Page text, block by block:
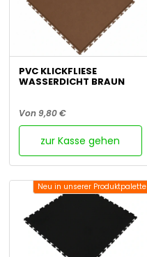
PVC KLICKFLIESE
WASSERDICHT BRAUN
Von 9,80 €
zur Kasse gehen
Neu in unserer Produktpalette